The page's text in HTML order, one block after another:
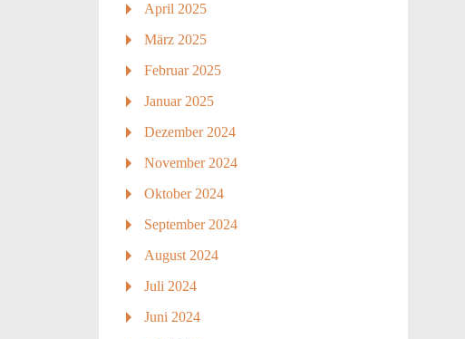
April 2025
März 2025
Februar 2025
Januar 2025
Dezember 2024
November 2024
Oktober 2024
September 2024
August 2024
Juli 2024
Juni 2024